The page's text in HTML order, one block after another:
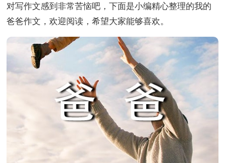
对写作文感到非常苦恼吧，下面是小编精心整理的我的
爸爸作文，欢迎阅读，希望大家能够喜欢。